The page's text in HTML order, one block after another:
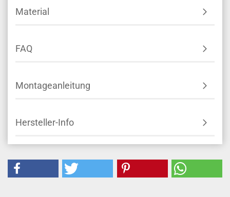
Material
FAQ
Montageanleitung
Hersteller-Info